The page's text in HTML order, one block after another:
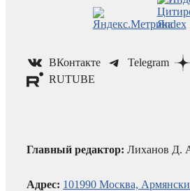
ВКонтакте Telegram
RUTUBE
Главный редактор: Лиханов Д.
Адрес: 101990 Москва,